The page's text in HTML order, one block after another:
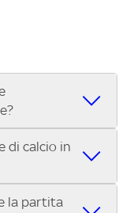
vicino a te per
C Sky Wifi, la
League, la UEFA
la MotoGP™ e
di calcio in
le partite
la partita